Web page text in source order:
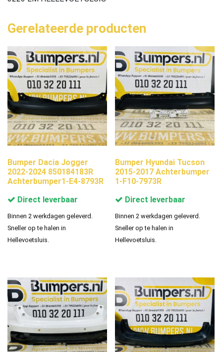
Gerelateerde producten
Bumper Dacia Jogger
2022-2024 850184183R
Achterbumper1-E4-8793R
Direct leverbaar
Binnen 2 werkdagen geleverd.
Sneller op te halen in
Hellevoetsluis.
Bumper Hyundai Tucson
2015-2017 Achterbumper
1-F10-7973R
Direct leverbaar
Binnen 2 werkdagen geleverd.
Sneller op te halen in
Hellevoetsluis.